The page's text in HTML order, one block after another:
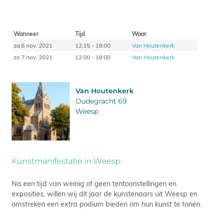
Wanneer Tijd
Waar
za 6 nov. 2021
12:15 - 18:00
Van Houtenkerk
zo 7 nov. 2021
12:00 - 18:00 Van Houtenkerk
Van Houtenkerk
Oudegracht 69
Weesp
Kunstmanifestatie in Weesp.
Na een tijd van weinig of geen tentoonstellingen en
exposities, willen wij dit jaar de kunstenaars uit Weesp en
omstreken een extra podium bieden om hun kunst te tonen.